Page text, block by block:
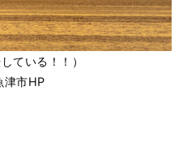
ている！！）
津市HP